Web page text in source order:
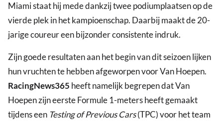
Miami staat hij mede dankzij twee podiumplaatsen op de
vierde plek in het kampioenschap. Daarbij maakt de 20-
jarige coureur een bijzonder consistente indruk.
Zijn goede resultaten aan het begin van dit seizoen lijken
hun vruchten te hebben afgeworpen voor Van Hoepen.
RacingNews365 heeft namelijk begrepen dat Van
Hoepen zijn eerste Formule 1-meters heeft gemaakt
tijdens een Testing of Previous Cars(TPC) voor het team